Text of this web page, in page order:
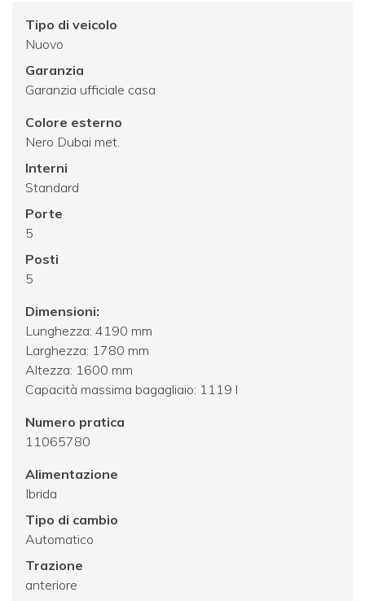
Tipo di veicolo
Nuovo
Garanzia
Garanzia ufficiale casa
Colore esterno
Nero Dubai met.
Interni
Standard
Porte
5
Posti
5
Dimensioni:
Lunghezza: 4190 mm
Larghezza: 1780 mm
Altezza: 1600 mm
Capacità massima bagagliaio: 1119 l
Numero pratica
11065780
Alimentazione
Ibrida
Tipo di cambio
Automatico
Trazione
anteriore